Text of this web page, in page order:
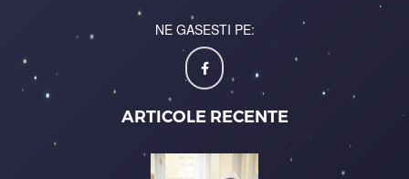
NE GASESTI PE:
ARTICOLE RECENTE